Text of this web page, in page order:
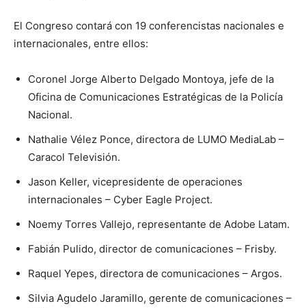
El Congreso contará con 19 conferencistas nacionales e
internacionales, entre ellos:
Coronel Jorge Alberto Delgado Montoya, jefe de la
Oficina de Comunicaciones Estratégicas de la Policía
Nacional.
Nathalie Vélez Ponce, directora de LUMO MediaLab –
Caracol Televisión.
Jason Keller, vicepresidente de operaciones
internacionales – Cyber Eagle Project.
Noemy Torres Vallejo, representante de Adobe Latam.
Fabián Pulido, director de comunicaciones – Frisby.
Raquel Yepes, directora de comunicaciones – Argos.
Silvia Agudelo Jaramillo, gerente de comunicaciones –